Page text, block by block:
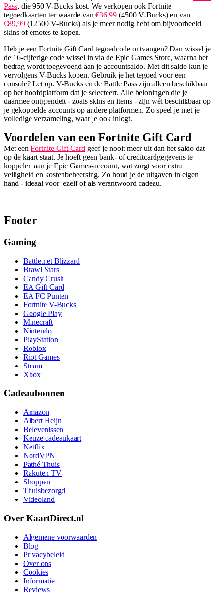
Pass, die 950 V-Bucks kost. We verkopen ook Fortnite
tegoedkaarten ter waarde van €36,99 (4500 V-Bucks) en van
€89,99 (12500 V-Bucks) als je meer nodig hebt om bijvoorbeeld
skins of emotes te kopen.
Heb je een Fortnite Gift Card tegoedcode ontvangen? Dan wissel je
de 16-cijferige code wissel in via de Epic Games Store, waarna het
bedrag wordt toegevoegd aan je accountsaldo. Met dit saldo kun je
vervolgens V-Bucks kopen. Gebruik je het tegoed voor een
console? Let op: V-Bucks en de Battle Pass zijn alleen beschikbaar
op het hoofdplatform dat je selecteert. Alle beloningen die je
daarmee ontgrendelt - zoals skins en items - zijn wél beschikbaar op
je gekoppelde accounts op andere platformen. Zo speel je met je
volledige verzameling, waar je ook inlogt.
Voordelen van een Fortnite Gift Card
Met een Fortnite Gift Card geef je nooit meer uit dan het saldo dat
op de kaart staat. Je hoeft geen bank- of creditcardgegevens te
koppelen aan je Epic Games-account, wat zorgt voor extra
veiligheid en kostenbeheersing. Zo houd je de uitgaven in eigen
hand - ideaal voor jezelf of als verantwoord cadeau.
Footer
Gaming
Battle.net Blizzard
Brawl Stars
Candy Crush
EA Gift Card
EA FC Punten
Fortnite V-Bucks
Google Play
Minecraft
Nintendo
PlayStation
Roblox
Riot Games
Steam
Xbox
Cadeaubonnen
Amazon
Albert Heijn
Belevenissen
Keuze cadeaukaart
Netflix
NordVPN
Pathé Thuis
Rakuten TV
Shoppen
Thuisbezorgd
Videoland
Over KaartDirect.nl
Algemene voorwaarden
Blog
Privacybeleid
Over ons
Cookies
Informatie
Reviews